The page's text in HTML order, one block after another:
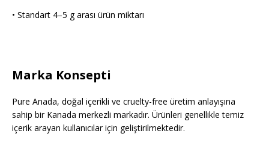
• Standart 4–5 g arası ürün miktarı
Marka Konsepti
Pure Anada, doğal içerikli ve cruelty-free üretim anlayışına
sahip bir Kanada merkezli markadır. Ürünleri genellikle temiz
içerik arayan kullanıcılar için geliştirilmektedir.